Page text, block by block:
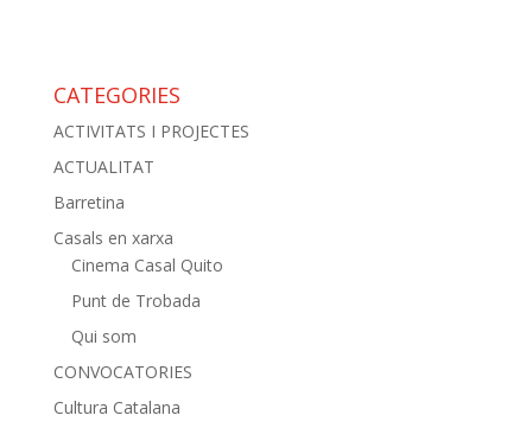
CATEGORIES
ACTIVITATS I PROJECTES
ACTUALITAT
Barretina
Casals en xarxa
Cinema Casal Quito
Punt de Trobada
Qui som
CONVOCATORIES
Cultura Catalana